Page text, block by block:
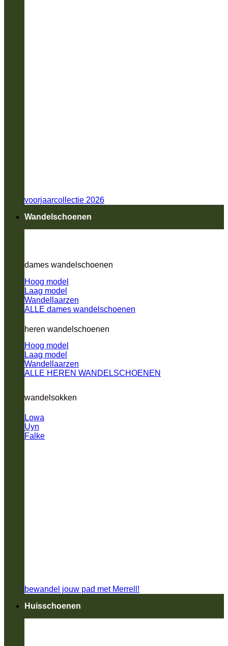
voorjaarcollectie 2026
Wandelschoenen
dames wandelschoenen
Hoog model
Laag model
Wandellaarzen
ALLE dames wandelschoenen
heren wandelschoenen
Hoog model
Laag model
Wandellaarzen
ALLE HEREN WANDELSCHOENEN
wandelsokken
Lowa
Uyn
Falke
bewandel jouw pad met Merrell!
Huisschoenen